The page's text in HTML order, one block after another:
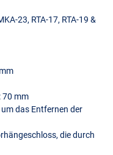
-23, RTA-17, RTA-19 &
70 mm
das Entfernen der
die durch